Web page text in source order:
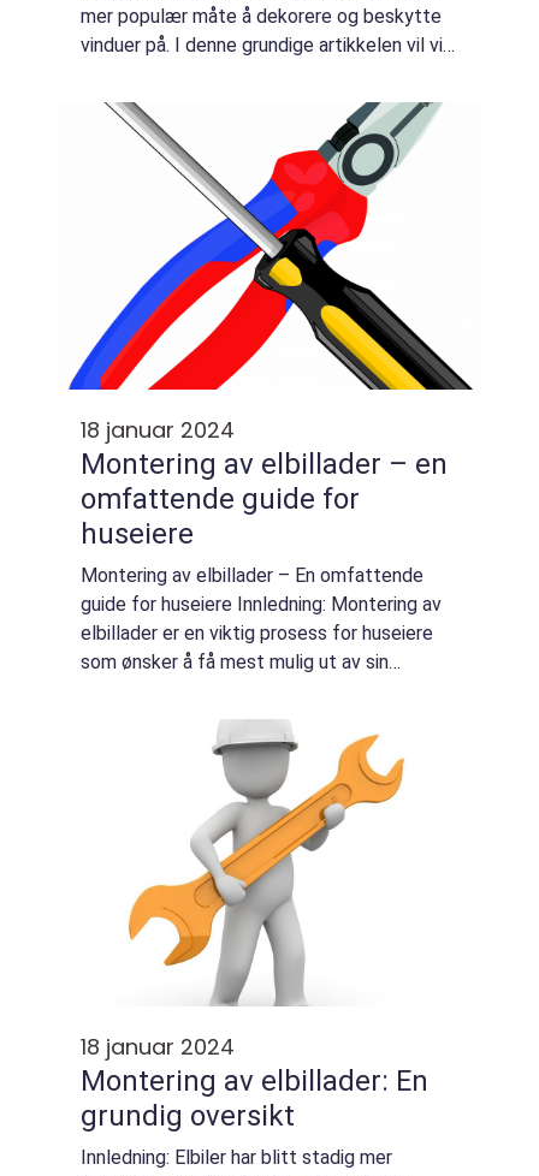
mer populær måte å dekorere og beskytte
vinduer på. I denne grundige artikkelen vil vi
montering, inkludert hva det er, hvilke typer
som...
18 januar 2024
Montering av elbillader – en
omfattende guide for
huseiere
Montering av elbillader – En omfattende
guide for huseiere Innledning: Montering av
elbillader er en viktig prosess for huseiere
som ønsker å få mest mulig ut av sin
popularitet av elbiler, er det viktig å fors...
18 januar 2024
Montering av elbillader: En
grundig oversikt
Innledning: Elbiler har blitt stadig mer